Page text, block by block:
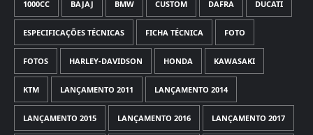
1000CC BAJAJ BMW CUSTOM DAFRA DUCATI
ESPECIFICAÇÕES TÉCNICAS FICHA TÉCNICA FOTO
FOTOS HARLEY-DAVIDSON HONDA KAWASAKI
KTM LANÇAMENTO 2011 LANÇAMENTO 2014
LANÇAMENTO 2015 LANÇAMENTO 2016 LANÇAMENTO 2017